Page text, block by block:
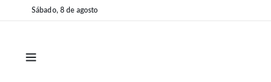
para
para
Sábado, 8 de agosto